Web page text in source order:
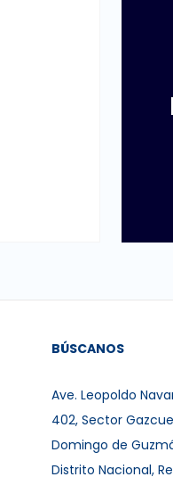
BÚSCANOS
Ave. Leopoldo
402, Sector
Domingo de
Distrito Nacional,